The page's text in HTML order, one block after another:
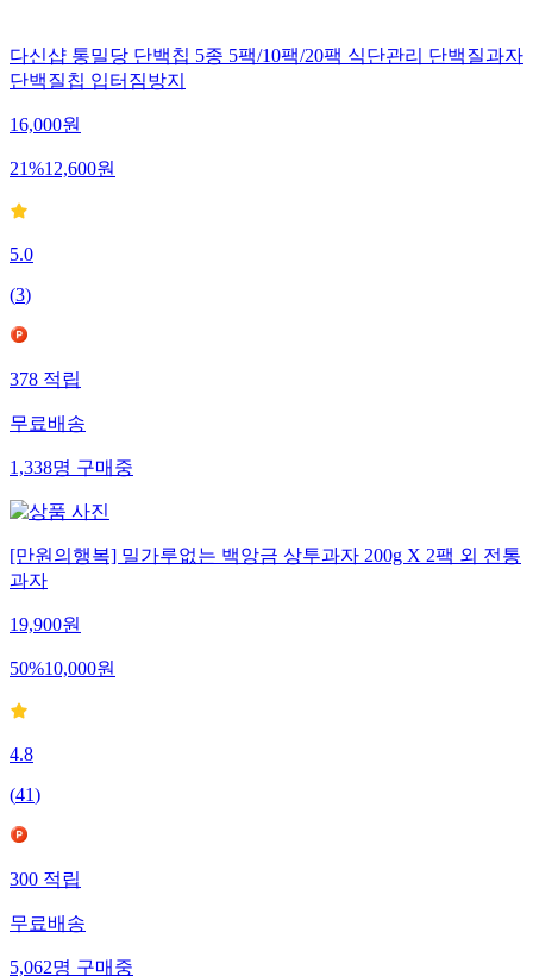
다신샵 통밀당 단백칩 5종 5팩/10팩/20팩 식단관리 단백질과자
단백질칩 입터짐방지
16,000원
21%12,600원
5.0
(3)
378적립
무료배송
1,338명구매중
[만원의행복] 밀가루없는 백앙금 상투과자 200g X 2팩 외 전통
과자
19,900원
50%10,000원
4.8
(41)
300적립
무료배송